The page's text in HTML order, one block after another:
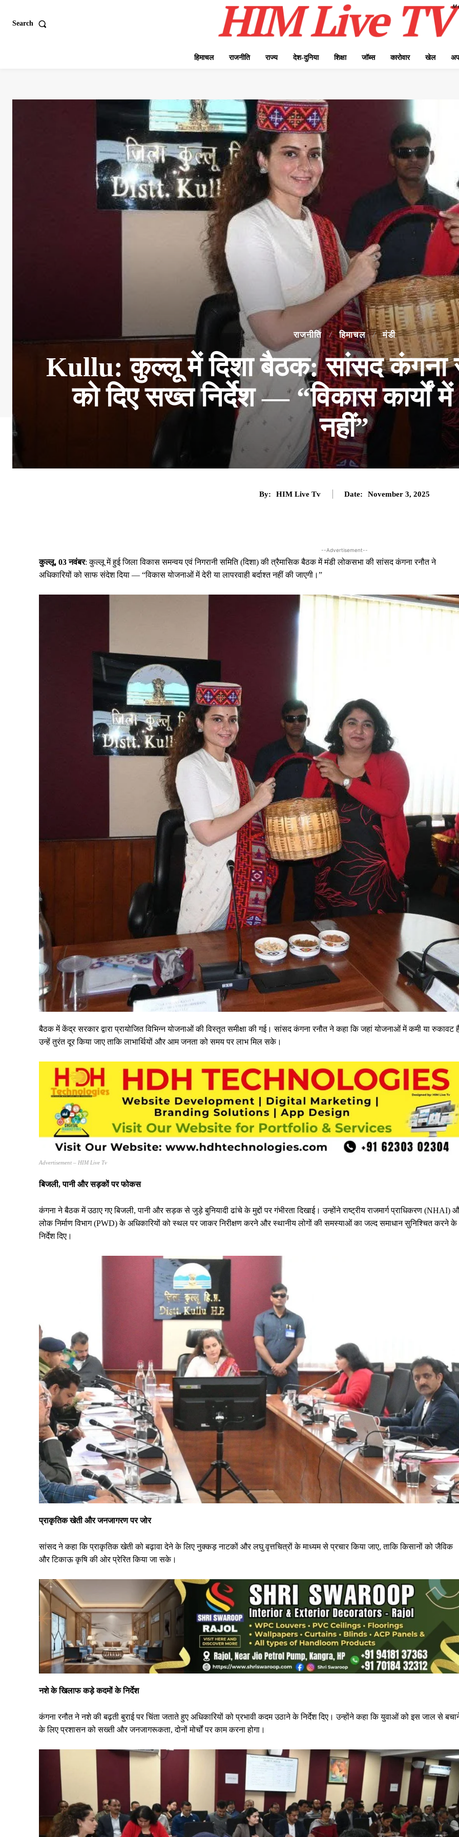
Search
हिमाचल राजनीति राज्य देश-दुनिया शिक्षा जॉब्स कारोवार खेल
राजनीति हिमाचल मंडी
Kullu: कुल्लू में दिशा बैठक: सांसद कंगना
को दिए सख्त निर्देश — “विकास कार्यों में
नहीं”
By: HIM Live Tv Date: November 3, 2025
--Advertisement--
कुल्लू, 03 नवंबर: कुल्लू में हुई जिला विकास समन्वय एवं निगरानी समिति (दिशा) की त्रैमासिक बैठक में मंडी लोकसभा की सांसद कंगना रनौत ने
अधिकारियों को साफ संदेश दिया — “विकास योजनाओं में देरी या लापरवाही बर्दाश्त नहीं की जाएगी।”
बैठक में केंद्र सरकार द्वारा प्रायोजित विभिन्न योजनाओं की विस्तृत समीक्षा की गई। सांसद कंगना रनौत ने कहा कि जहां योजनाओं में कमी या रुकावट
उन्हें तुरंत दूर किया जाए ताकि लाभार्थियों और आम जनता को समय पर लाभ मिल सके।
Advertisement – HIM Live Tv
बिजली, पानी और सड़कों पर फोकस
कंगना ने बैठक में उठाए गए बिजली, पानी और सड़क से जुड़े बुनियादी ढांचे के मुद्दों पर गंभीरता दिखाई। उन्होंने राष्ट्रीय राजमार्ग प्राधिकरण (NHAI)
लोक निर्माण विभाग (PWD) के अधिकारियों को स्थल पर जाकर निरीक्षण करने और स्थानीय लोगों की समस्याओं का जल्द समाधान सुनिश्चित करने के
निर्देश दिए।
प्राकृतिक खेती और जनजागरण पर जोर
सांसद ने कहा कि प्राकृतिक खेती को बढ़ावा देने के लिए नुक्कड़ नाटकों और लघु वृत्तचित्रों के माध्यम से प्रचार किया जाए, ताकि किसानों को जैविक
और टिकाऊ कृषि की ओर प्रेरित किया जा सके।
नशे के खिलाफ कड़े कदमों के निर्देश
कंगना रनौत ने नशे की बढ़ती बुराई पर चिंता जताते हुए अधिकारियों को प्रभावी कदम उठाने के निर्देश दिए। उन्होंने कहा कि युवाओं को इस जाल से
के लिए प्रशासन को सख्ती और जनजागरूकता, दोनों मोर्चों पर काम करना होगा।